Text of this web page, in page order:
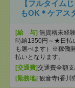
【フルタイム
もOK＊ケアス
[給 与] 無資格未経
時給1350円～★日払
も選べます）※稼働
払いとなります。
[交通費]交通費全額
[勤務地] 観音寺(香川